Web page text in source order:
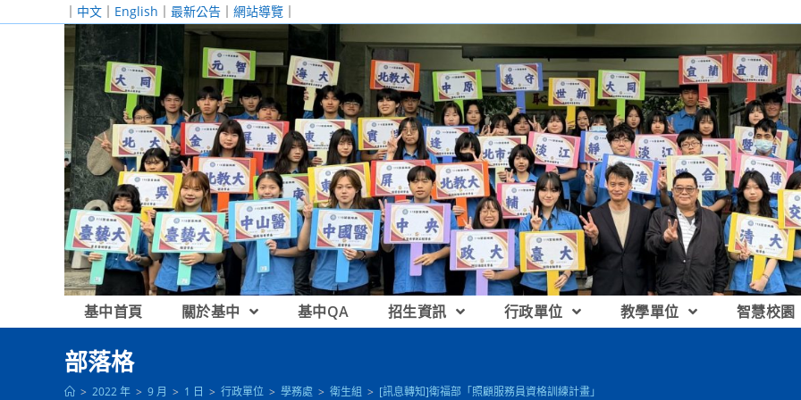
｜ 中文 ｜ English ｜ 最新公告 ｜ 網站導覽 ｜
基中首頁 關於基中 基中QA 招生資訊 行政單位 教學單位 智慧校園
部落格
> 2022 年 > 9 月 > 1 日 > 行政單位 > 學務處 > 衛生組 > [訊息轉知]衛福部「照顧服務員資格訓練計畫」